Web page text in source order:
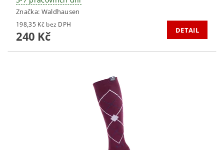
Značka: Waldhausen
198,35 Kč bez DPH
240 Kč DETAIL